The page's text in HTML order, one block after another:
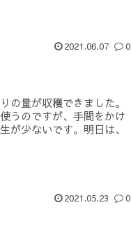
2021.06.07 0
の量が収穫できました。
うのですが、手間をかけ
が少ないです。明日は、
2021.05.23 0